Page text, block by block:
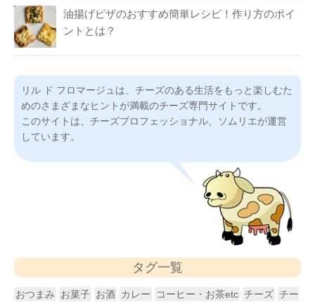
油揚げピザのおすすめ簡単レシピ！作り方のポイ
ントとは？
リル ド フロマージュは、チーズのある生活をもっと楽しむた
めのさまざまなヒントが満載のチーズ専門サイトです。
このサイトは、チーズプロフェッショナル、ソムリエが運営
しています。
タグ一覧
おつまみ お菓子 お酒 カレー コーヒー・お茶etc チーズ チー